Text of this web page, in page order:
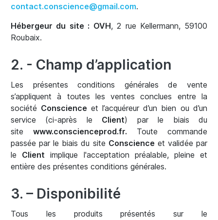
contact.conscience@gmail.com.
Hébergeur du site : OVH, 2 rue Kellermann, 59100
Roubaix.
2. - Champ d’application
Les présentes conditions générales de vente
s’appliquent à toutes les ventes conclues entre la
société Conscience et l’acquéreur d’un bien ou d’un
service (ci-après le Client) par le biais du
sitewww.conscienceprod.fr. Toute commande
passée par le biais du site Conscience et validée par
le Client implique l'acceptation préalable, pleine et
entière des présentes conditions générales.
3. – Disponibilité
Tous les produits présentés sur le